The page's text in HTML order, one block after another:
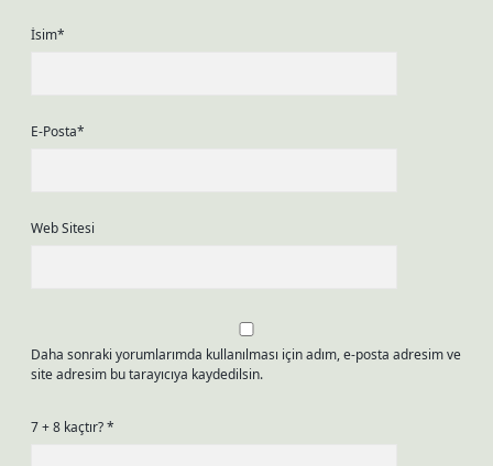
İsim*
E-Posta*
Web Sitesi
Daha sonraki yorumlarımda kullanılması için adım, e-posta adresim ve
site adresim bu tarayıcıya kaydedilsin.
7 + 8 kaçtır?*